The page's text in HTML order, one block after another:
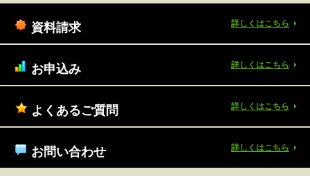
資料請求 詳しくはこちら
お申込み 詳しくはこちら
よくあるご質問 詳しくはこちら
お問い合わせ 詳しくはこちら